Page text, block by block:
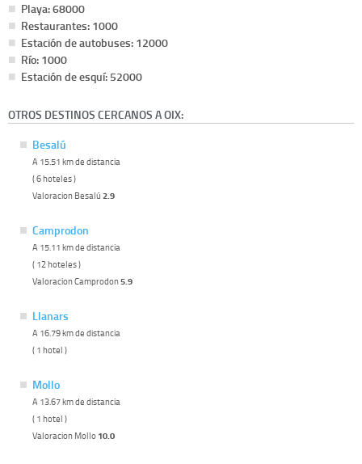
Playa: 68000
Restaurantes: 1000
Estación de autobuses: 12000
Río: 1000
Estación de esquí: 52000
OTROS DESTINOS CERCANOS A OIX:
Besalú
A 15.51 km de distancia
( 6 hoteles )
Valoracion Besalú 2.9
Camprodon
A 15.11 km de distancia
( 12 hoteles )
Valoracion Camprodon5.9
Llanars
A 16.79 km de distancia
( 1 hotel )
Mollo
A 13.67 km de distancia
( 1 hotel )
Valoracion Mollo 10.0